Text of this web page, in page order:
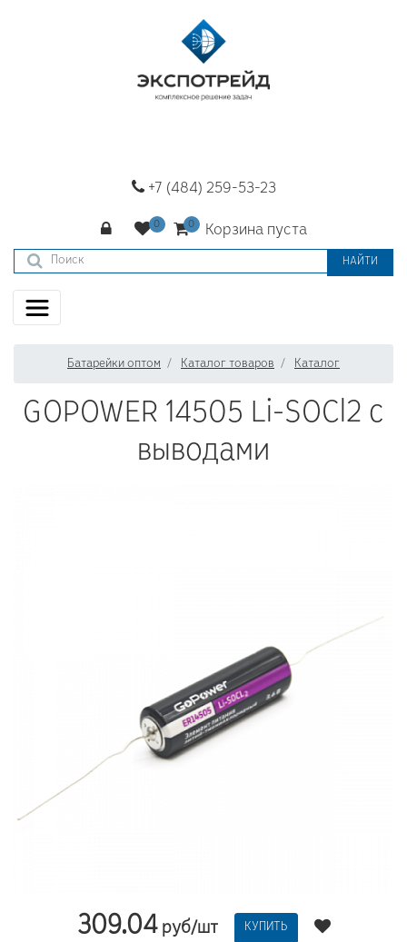
+7 (484) 259-53-23
Корзина пуста
НАЙТИ
Батарейки оптом Каталог товаров Каталог
GOPOWER 14505 Li-SOCl2 с
выводами
309.04руб/шт КУПИТЬ